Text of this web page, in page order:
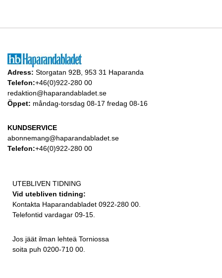
Adress: Storgatan 92B, 953 31 Haparanda
Telefon:+46(0)922-280 00
redaktion@haparandabladet.se
Öppet: måndag-torsdag 08-17 fredag 08-16
KUNDSERVICE
abonnemang@haparandabladet.se
Telefon:+46(0)922-280 00
UTEBLIVEN TIDNING
Vid utebliven tidning:
Kontakta Haparandabladet 0922-280 00.
Telefontid vardagar 09-15.
Jos jäät ilman lehteä Torniossa
soita puh 0200-710 00.